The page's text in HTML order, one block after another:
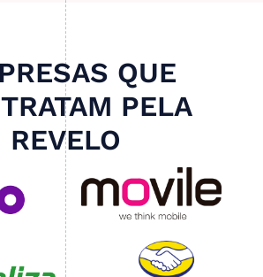
QUE
PELA
REVELO